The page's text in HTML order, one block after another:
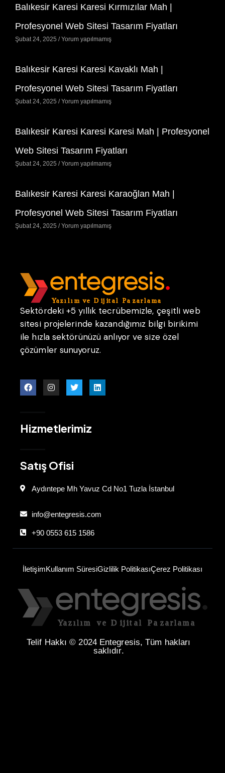
Balıkesir Karesi Karesi Kırmızılar Mah |
Profesyonel Web Sitesi Tasarım Fiyatları
Şubat 24, 2025 Yorum yapılmamış
Balıkesir Karesi Karesi Kavaklı Mah |
Profesyonel Web Sitesi Tasarım Fiyatları
Şubat 24, 2025 Yorum yapılmamış
Balıkesir Karesi Karesi Karesi Mah | Profesyonel
Web Sitesi Tasarım Fiyatları
Şubat 24, 2025 Yorum yapılmamış
Balıkesir Karesi Karesi Karaoğlan Mah |
Profesyonel Web Sitesi Tasarım Fiyatları
Şubat 24, 2025 Yorum yapılmamış
Sektördeki +5 yıllık tecrübemizle, çeşitli web
sitesi projelerinde kazandığımız bilgi birikimi
ile hızla sektörünüzü anlıyor ve size özel
çözümler sunuyoruz.
Hizmetlerimiz
Satış Ofisi
Aydıntepe Mh Yavuz Cd No1 Tuzla İstanbul
info@entegresis.com
+90 0553 615 1586
İletişimKullanım SüresiGizlilik PolitikasıÇerez Politikası
Telif Hakkı © 2024 Entegresis, Tüm hakları
saklıdır.